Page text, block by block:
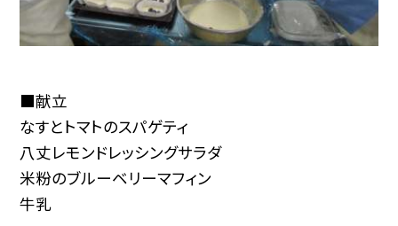
■献立
なすとトマトのスパゲティ
八丈レモンドレッシングサラダ
米粉のブルーベリーマフィン
牛乳